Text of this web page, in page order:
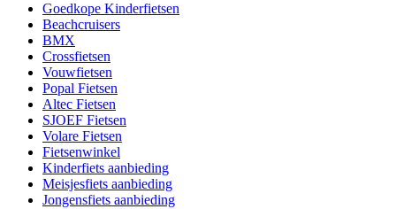
Goedkope Kinderfietsen
Beachcruisers
BMX
Crossfietsen
Vouwfietsen
Popal Fietsen
Altec Fietsen
SJOEF Fietsen
Volare Fietsen
Fietsenwinkel
Kinderfiets aanbieding
Meisjesfiets aanbieding
Jongensfiets aanbieding